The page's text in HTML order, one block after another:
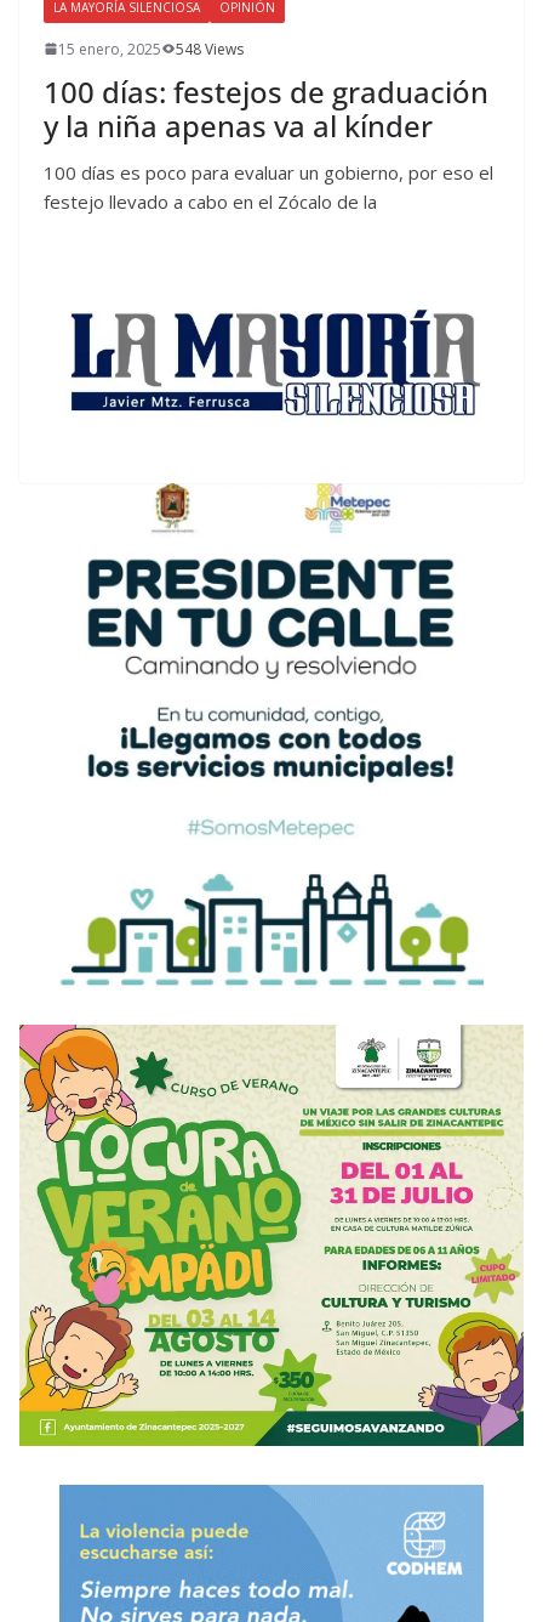
LA MAYORÍA SILENCIOSA OPINIÓN
15 enero, 2025 548 Views
100 días: festejos de graduación
y la niña apenas va al kínder
100 días es poco para evaluar un gobierno, por eso el
festejo llevado a cabo en el Zócalo de la